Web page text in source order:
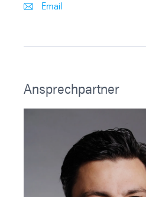
Email
Ansprechpartner